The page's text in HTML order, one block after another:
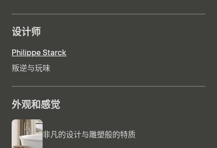
设计师
Philippe Starck
叛逆与玩味
外观和感觉
非凡的设计与雕塑般的特质